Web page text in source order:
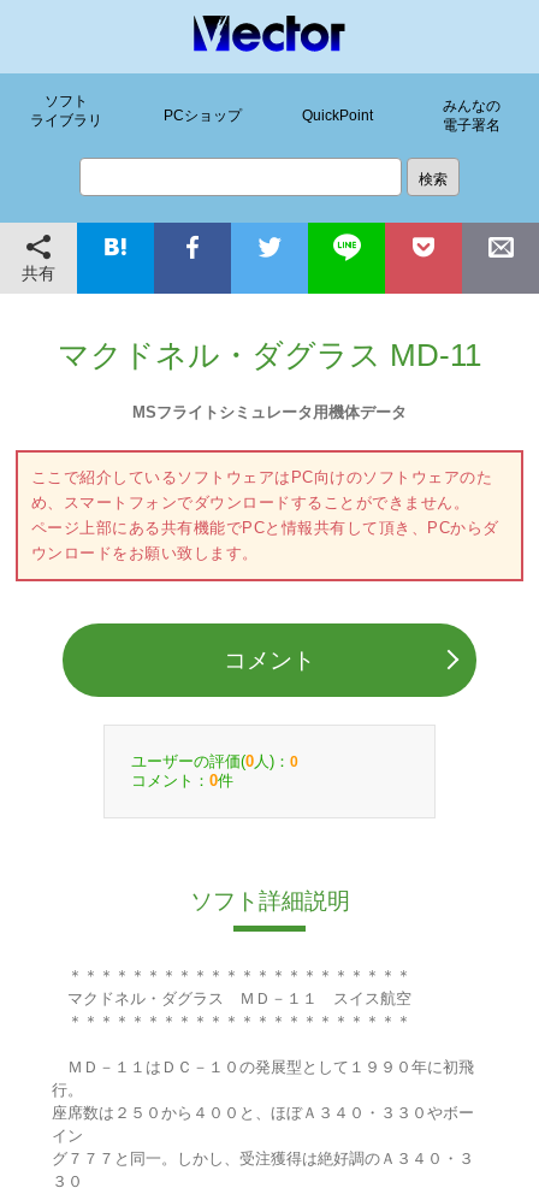
ソフト
ライブラリ
PCショップ QuickPoint
みんなの
電子署名
共有
マクドネル・ダグラス MD-11
MSフライトシミュレータ用機体データ
ここで紹介しているソフトウェアはPC向けのソフトウェアのた
め、スマートフォンでダウンロードすることができません。
ページ上部にある共有機能でPCと情報共有して頂き、PCからダ
ウンロードをお願い致します。
コメント
ユーザーの評価(0 人)： 0
コメント： 0件
ソフト詳細説明
＊＊＊＊＊＊＊＊＊＊＊＊＊＊＊＊＊＊＊＊＊＊
マクドネル・ダグラス ＭＤ－１１ スイス航空
＊＊＊＊＊＊＊＊＊＊＊＊＊＊＊＊＊＊＊＊＊＊
ＭＤ－１１はＤＣ－１０の発展型として１９９０年に初飛
行。
座席数は２５０から４００と、ほぼＡ３４０・３３０やボー
イン
グ７７７と同一。しかし、受注獲得は絶好調のＡ３４０・３
３０